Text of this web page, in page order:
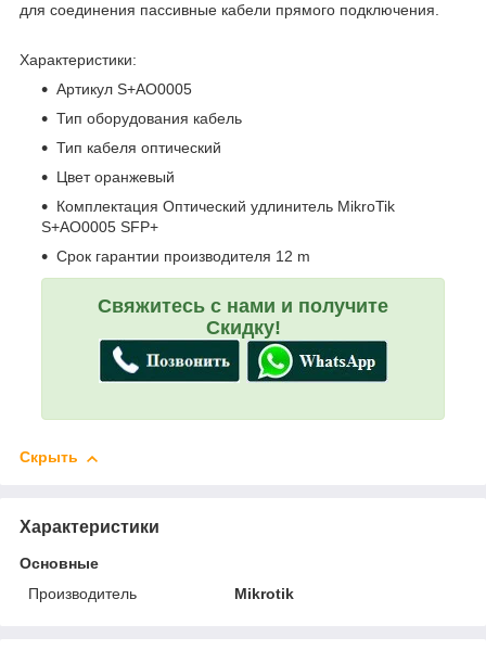
для соединения пассивные кабели прямого подключения.
Характеристики:
Артикул S+AO0005
Тип оборудования кабель
Тип кабеля оптический
Цвет оранжевый
Комплектация Оптический удлинитель MikroTik
S+AO0005 SFP+
Срок гарантии производителя 12 m
Свяжитесь с нами и получите
Скидку!
Скрыть
Характеристики
Основные
Производитель
Mikrotik